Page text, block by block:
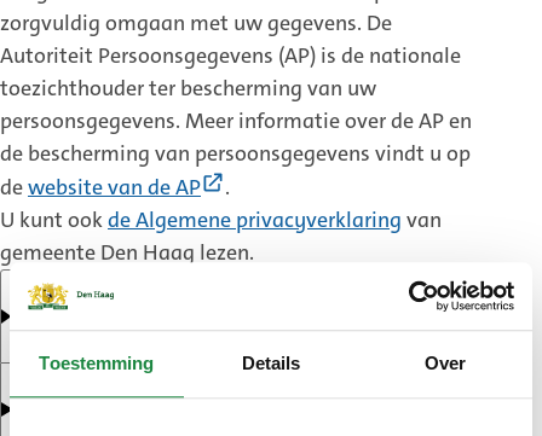
Toestemming Details Over
zorgvuldig omgaan met uw gegevens. De
Autoriteit Persoonsgegevens (AP) is de nationale
toezichthouder ter bescherming van uw
persoonsgegevens. Meer informatie over de AP en
de bescherming van persoonsgegevens vindt u op
dewebsite van de AP
(Externe
link)
.
U kunt ookde Algemene privacyverklaring van
gemeente Den Haag lezen.
Waarvoor heeft de gemeente uw
persoonsgegevens nodig?
Welke persoonsgegevens verwerkt de